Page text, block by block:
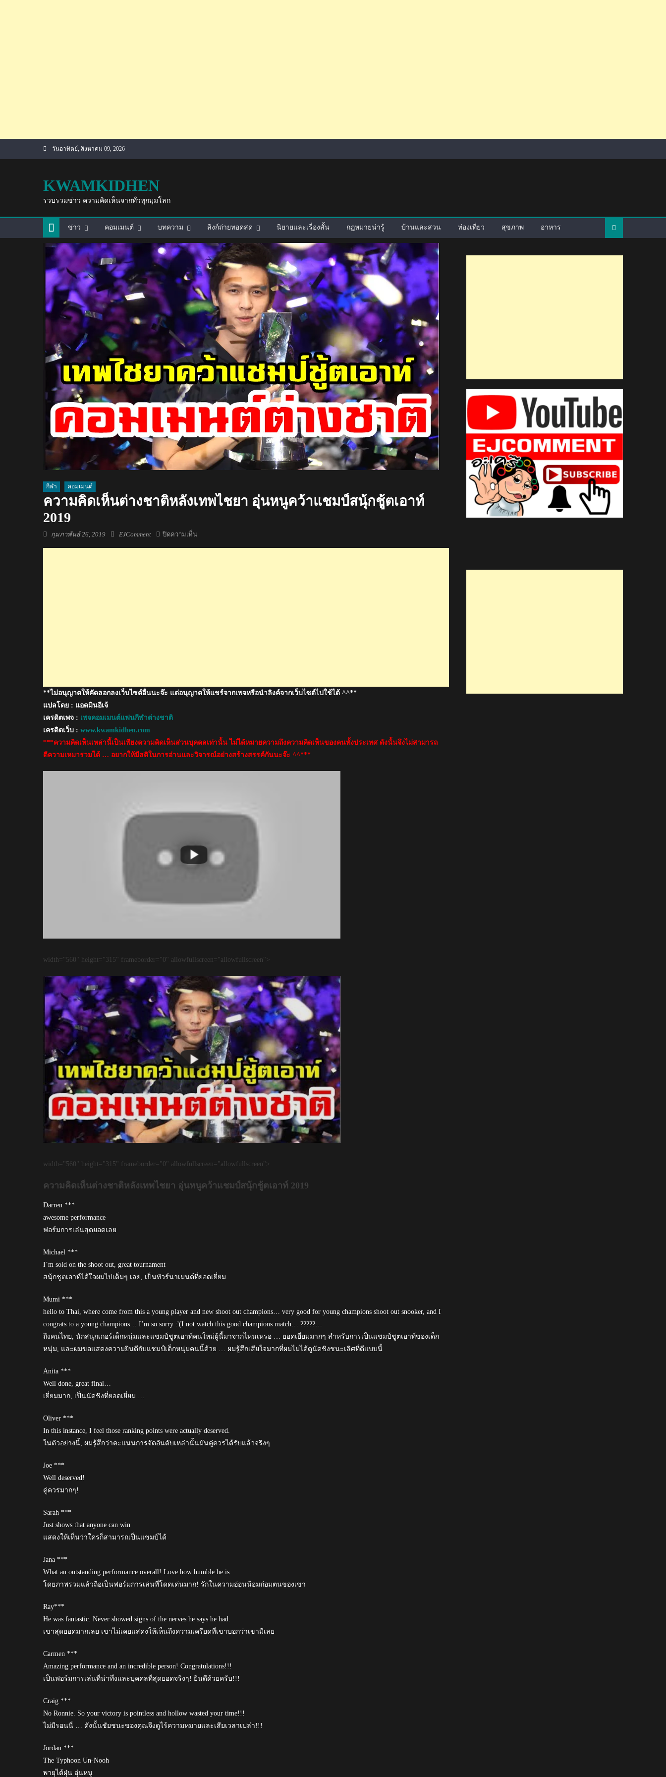
วันอาทิตย์, สิงหาคม 09, 2026
KWAMKIDHEN
รวบรวมข่าว ความคิดเห็นจากทั่วทุกมุมโลก
ข่าว คอมเมนต์ บทความ ลิงก์ถ่ายทอดสด นิยายและเรื่องสั้น กฎหมายน่ารู้ บ้านและสวน ท่องเที่ยว สุขภาพ อาหาร
กีฬา คอมเมนต์
ความคิดเห็นต่างชาติหลังเทพไชยา อุ่นหนูคว้าแชมป์สนุ้กชู้ตเอาท์
2019
Posted
กุมภาพันธ์ 26, 2019 Author
EJComment ปิดความเห็น
กชู้ต
**ไม่อนุญาตให้คัดลอกลงเว็บไซต์อื่นนะจ๊ะ แต่อนุญาตให้แชร์จากเพจหรือนำลิงค์จากเว็บไซต์ไปใช้ได้ ^^**
แปลโดย : แอดมินอีเจ้
เครดิตเพจ : เพจคอมเมนต์แฟนกีฬาต่างชาติ
เครดิตเว็บ : www.kwamkidhen.com
***ความคิดเห็นเหล่านี้เป็นเพียงความคิดเห็นส่วนบุคคลเท่านั้น ไม่ได้หมายความถึงความคิดเห็นของคนทั้งประเทศ ดังนั้นจึงไม่สามารถ
ตีความเหมารวมได้ … อยากให้มีสติในการอ่านและวิจารณ์อย่างสร้างสรรค์กันนะจ๊ะ ^^***
width="560" height="315" frameborder="0" allowfullscreen="allowfullscreen">
width="560" height="315" frameborder="0" allowfullscreen="allowfullscreen">
ความคิดเห็นต่างชาติหลังเทพไชยา อุ่นหนูคว้าแชมป์สนุ้กชู้ตเอาท์ 2019
Darren ***
awesome performance
ฟอร์มการเล่นสุดยอดเลย
Michael ***
I’m sold on the shoot out, great tournament
สนุ้กชูตเอาท์ได้ใจผมไปเต็มๆ เลย, เป็นทัวร์นาเมนต์ที่ยอดเยี่ยม
Mumi ***
hello to Thai, where come from this a young player and new shoot out champions… very good for young champions shoot out snooker, and I
congrats to a young champions… I’m so sorry :'(I not watch this good champions match… ?????…
ถึงคนไทย, นักสนุกเกอร์เด็กหนุ่มและแชมป์ชูตเอาท์คนใหม่ผู้นี้มาจากไหนเหรอ … ยอดเยี่ยมมากๆ สำหรับการเป็นแชมป์ชูตเอาท์ของเด็ก
หนุ่ม, และผมขอแสดงความยินดีกับแชมป์เด็กหนุ่มคนนี้ด้วย … ผมรู้สึกเสียใจมากที่ผมไม่ได้ดูนัดชิงชนะเลิศที่ดีแบบนี้
Anita ***
Well done, great final…
เยี่ยมมาก, เป็นนัดชิงที่ยอดเยี่ยม …
Oliver ***
In this instance, I feel those ranking points were actually deserved.
ในตัวอย่างนี้, ผมรู้สึกว่าคะแนนการจัดอันดับเหล่านั้นมันคู่ควรได้รับแล้วจริงๆ
Joe ***
Well deserved!
คู่ควรมากๆ!
Sarah ***
Just shows that anyone can win
แสดงให้เห็นว่าใครก็สามารถเป็นแชมป์ได้
Jana ***
What an outstanding performance overall! Love how humble he is
โดยภาพรวมแล้วถือเป็นฟอร์มการเล่นที่โดดเด่นมาก! รักในความอ่อนน้อมถ่อมตนของเขา
Ray***
He was fantastic. Never showed signs of the nerves he says he had.
เขาสุดยอดมากเลย เขาไม่เคยแสดงให้เห็นถึงความเครียดที่เขาบอกว่าเขามีเลย
Carmen ***
Amazing performance and an incredible person! Congratulations!!!
เป็นฟอร์มการเล่นที่น่าทึ่งและบุคคลที่สุดยอดจริงๆ! ยินดีด้วยครับ!!!
Craig ***
No Ronnie. So your victory is pointless and hollow wasted your time!!!
ไม่มีรอนนี่ … ดังนั้นชัยชนะของคุณจึงดูไร้ความหมายและเสียเวลาเปล่า!!!
Jordan ***
The Typhoon Un-Nooh
พายุไต้ฝุ่น อุ่นหนู